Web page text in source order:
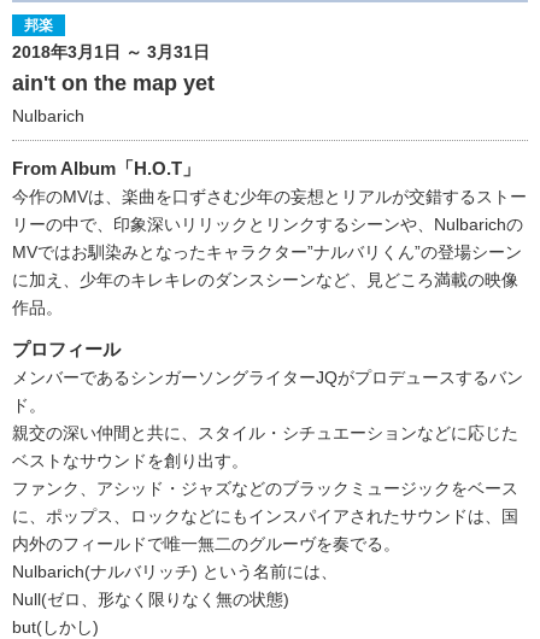
邦楽
2018年3月1日 ～ 3月31日
ain't on the map yet
Nulbarich
From Album「H.O.T」
今作のMVは、楽曲を口ずさむ少年の妄想とリアルが交錯するストー
リーの中で、印象深いリリックとリンクするシーンや、Nulbarichの
MVではお馴染みとなったキャラクター”ナルバリくん”の登場シーン
に加え、少年のキレキレのダンスシーンなど、見どころ満載の映像
作品。
プロフィール
メンバーであるシンガーソングライターJQがプロデュースするバン
ド。
親交の深い仲間と共に、スタイル・シチュエーションなどに応じた
ベストなサウンドを創り出す。
ファンク、アシッド・ジャズなどのブラックミュージックをベース
に、ポップス、ロックなどにもインスパイアされたサウンドは、国
内外のフィールドで唯一無二のグルーヴを奏でる。
Nulbarich(ナルバリッチ) という名前には、
Null(ゼロ、形なく限りなく無の状態)
but(しかし)